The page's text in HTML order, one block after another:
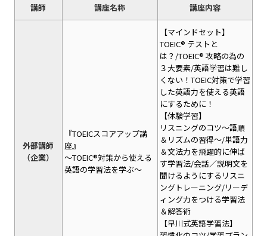
講師 講座名称 講座内容
外部講師
（企業）
『TOEICスコアアップ講
座』
～TOEIC®対策から使える
英語の学習法を学ぶ～
【マインドセット】
TOEIC® テストと
は？/TOEIC® 攻略の為の
３大要素/英語学習は難し
くない！TOEIC対策で学習
した英語力を使える英語
にするために！
【体験学習】
リスニングのコツ～語順
＆リズムの習得～/単語力
＆文法力を飛躍的に伸ば
す学習法/会話／説明文を
聞けるようにするリスニ
ングトレーニング/リーデ
ィング力をつける学習法
＆解答術
【早川式英語学習法】